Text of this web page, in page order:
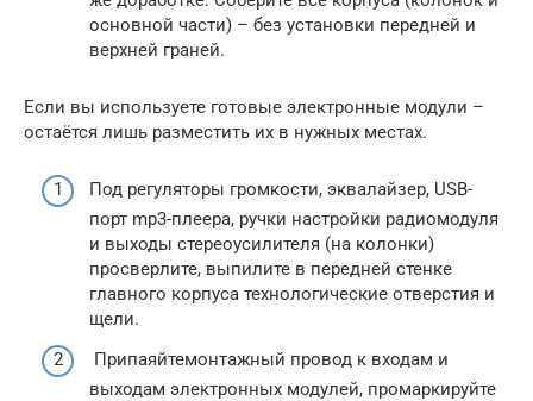
основной части) – без установки передней и
верхней граней.
Если вы используете готовые электронные модули –
остаётся лишь разместить их в нужных местах.
Под регуляторы громкости, эквалайзер, USB-
порт mp3-плеера, ручки настройки радиомодуля
и выходы стереоусилителя (на колонки)
просверлите, выпилите в передней стенке
главного корпуса технологические отверстия и
щели.
Припаяйтемонтажный провод к входам и
выходам электронных модулей, промаркируйте